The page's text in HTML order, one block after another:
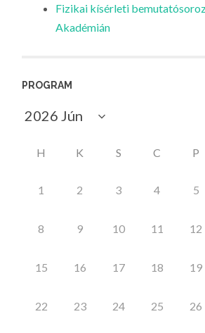
Fizikai kísérleti
Akadémián
PROGRAM
H K S C P
1 2 3 4 5
8 9 10 11 12
15 16 17 18 19
22 23 24 25 26